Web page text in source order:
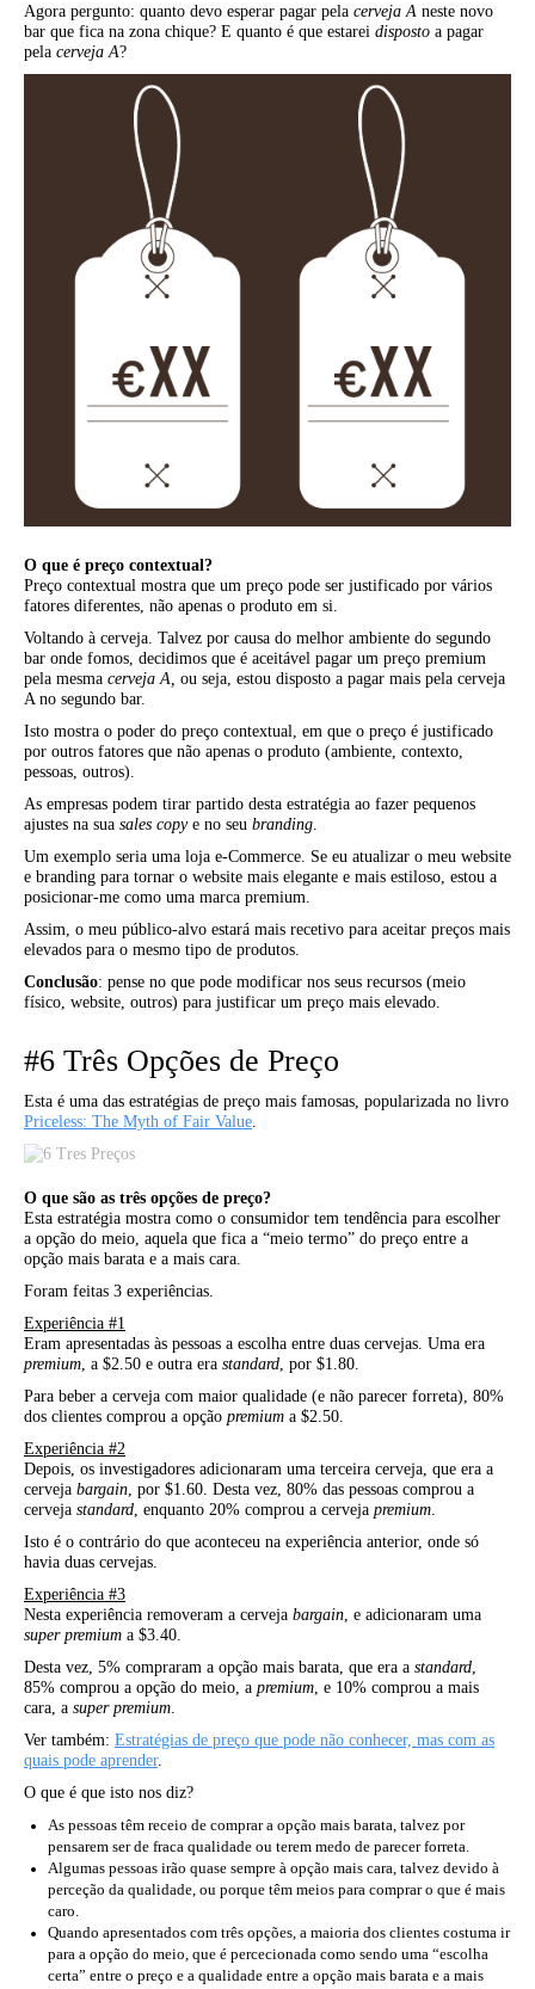
Agora pergunto: quanto devo esperar pagar pela cerveja A neste novo
bar que fica na zona chique? E quanto é que estarei disposto a pagar
pela cerveja A?
O que é preço contextual?
Preço contextual mostra que um preço pode ser justificado por vários
fatores diferentes, não apenas o produto em si.
Voltando à cerveja. Talvez por causa do melhor ambiente do segundo
bar onde fomos, decidimos que é aceitável pagar um preço premium
pela mesma cerveja A, ou seja, estou disposto a pagar mais pela cerveja
A no segundo bar.
Isto mostra o poder do preço contextual, em que o preço é justificado
por outros fatores que não apenas o produto (ambiente, contexto,
pessoas, outros).
As empresas podem tirar partido desta estratégia ao fazer pequenos
ajustes na sua sales copye no seu branding
Um exemplo seria uma loja e-Commerce. Se eu atualizar o meu website
e branding para tornar o website mais elegante e mais estiloso, estou a
posicionar-me como uma marca premium.
Assim, o meu público-alvo estará mais recetivo para aceitar preços mais
elevados para o mesmo tipo de produtos.
Conclusão: pense no que pode modificar nos seus recursos (meio
físico, website, outros) para justificar um preço mais elevado.
#6 Três Opções de Preço
Esta é uma das estratégias de preço mais famosas, popularizada no livro
Priceless: The Myth of Fair Value
O que são as três opções de preço?
Esta estratégia mostra como o consumidor tem tendência para escolher
a opção do meio, aquela que fica a “meio termo” do preço entre a
opção mais barata e a mais cara.
Foram feitas 3 experiências.
Experiência #1
Eram apresentadas às pessoas a escolha entre duas cervejas. Uma era
premium , a $2.50 e outra era standard , por $1.80.
Para beber a cerveja com maior qualidade (e não parecer forreta), 80%
dos clientes comprou a opção premium a $2.50.
Experiência #2
Depois, os investigadores adicionaram uma terceira cerveja, que era a
cerveja bargain , por $1.60. Desta vez, 80% das pessoas comprou a
cerveja standard , enquanto 20% comprou a cerveja premium
Isto é o contrário do que aconteceu na experiência anterior, onde só
havia duas cervejas.
Experiência #3
Nesta experiência removeram a cerveja bargain , e adicionaram uma
super premium a $3.40.
Desta vez, 5% compraram a opção mais barata, que era a standard
85% comprou a opção do meio, a premium , e 10% comprou a mais
cara, a super premium
Ver também: Estratégias de preço que pode não conhecer, mas com as
quais pode aprender.
O que é que isto nos diz?
As pessoas têm receio de comprar a opção mais barata, talvez por
pensarem ser de fraca qualidade ou terem medo de parecer forreta.
Algumas pessoas irão quase sempre à opção mais cara, talvez devido à
perceção da qualidade, ou porque têm meios para comprar o que é mais
caro.
Quando apresentados com três opções, a maioria dos clientes costuma ir
para a opção do meio, que é percecionada como sendo uma “escolha
certa” entre o preço e a qualidade entre a opção mais barata e a mais